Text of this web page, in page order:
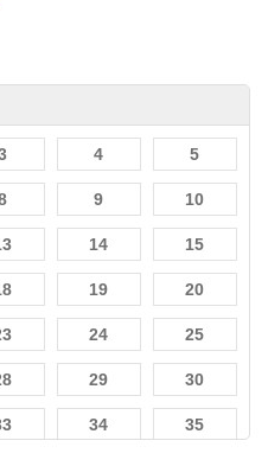
4 5
9 10
14 15
19 20
24 25
29 30
34 35